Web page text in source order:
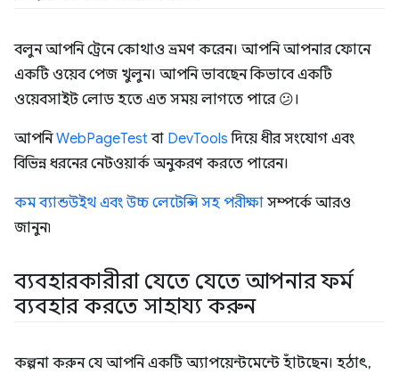
বলুন আপনি ট্রেনে কোথাও ভ্রমণ করেন। আপনি আপনার ফোনে
একটি ওয়েব পেজ খুলুন। আপনি ভাবছেন কিভাবে একটি
ওয়েবসাইট লোড হতে এত সময় লাগতে পারে 😕।
আপনিWebPageTestবা DevTools দিয়ে ধীর সংযোগ এবং
বিভিন্ন ধরনের নেটওয়ার্ক অনুকরণ করতে পারেন।
কম ব্যান্ডউইথ এবং উচ্চ লেটেন্সি সহ পরীক্ষা সম্পর্কে আরও
জানুন৷
ব্যবহারকারীরা যেতে যেতে আপনার ফর্ম
ব্যবহার করতে সাহায্য করুন
কল্পনা করুন যে আপনি একটি অ্যাপয়েন্টমেন্টে হাঁটছেন। হঠাৎ,